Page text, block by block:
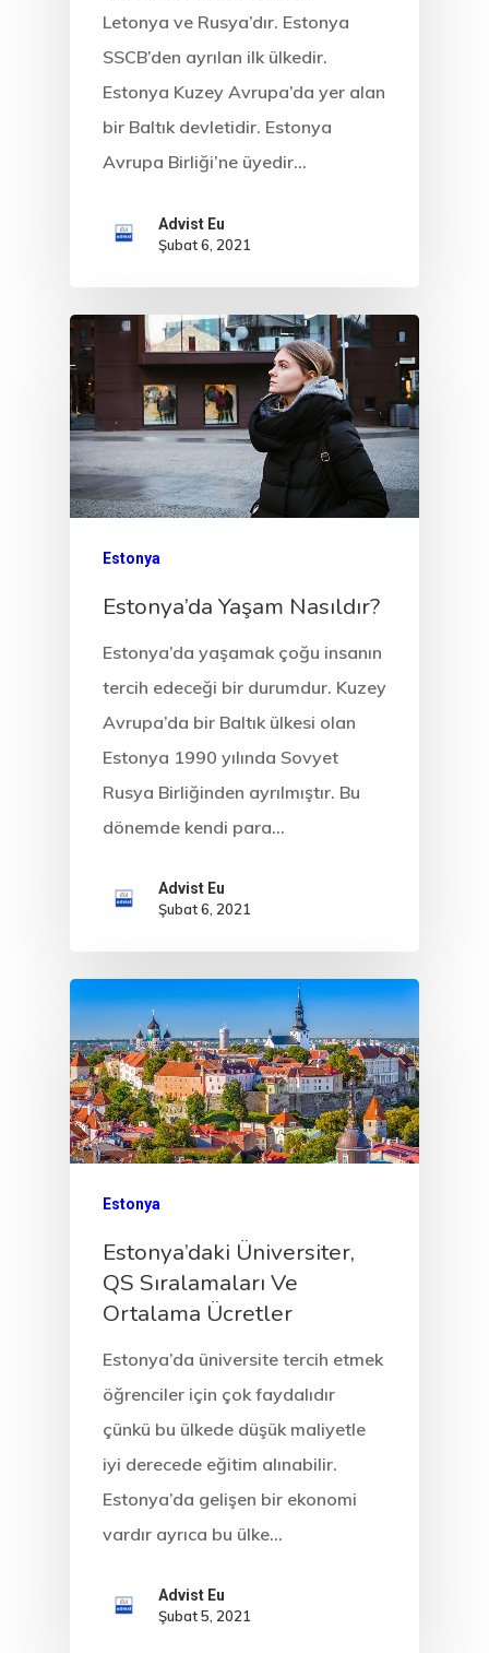
Letonya ve Rusya’dır. Estonya
SSCB’den ayrılan ilk ülkedir.
Estonya Kuzey Avrupa’da yer alan
bir Baltık devletidir. Estonya
Avrupa Birliği’ne üyedir…
Advist Eu
Şubat 6, 2021
Estonya
Estonya’da Yaşam Nasıldır?
Estonya’da yaşamak çoğu insanın
tercih edeceği bir durumdur. Kuzey
Avrupa’da bir Baltık ülkesi olan
Estonya 1990 yılında Sovyet
Rusya Birliğinden ayrılmıştır. Bu
dönemde kendi para…
Advist Eu
Şubat 6, 2021
Estonya
Estonya’daki Üniversiter,
QS Sıralamaları Ve
Ortalama Ücretler
Estonya’da üniversite tercih etmek
öğrenciler için çok faydalıdır
çünkü bu ülkede düşük maliyetle
iyi derecede eğitim alınabilir.
Estonya’da gelişen bir ekonomi
vardır ayrıca bu ülke…
Advist Eu
Şubat 5, 2021